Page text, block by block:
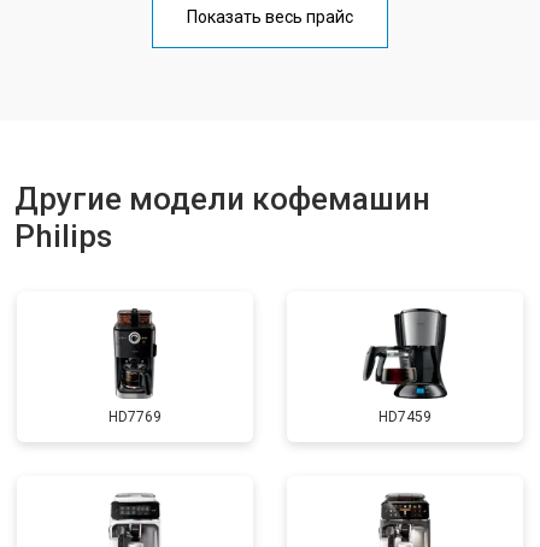
Показать весь прайс
Другие модели кофемашин
Philips
HD7769 HD7459